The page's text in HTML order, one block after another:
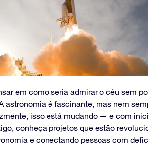
em como seria admirar o céu sem
astronomia é fascinante, mas nem
isso está mudando — e com
conheça projetos que estão
e conectando pessoas com